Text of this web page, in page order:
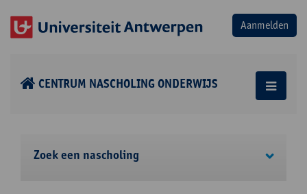
CENTRUM NASCHOLING ONDERWIJS
Zoek een nascholing